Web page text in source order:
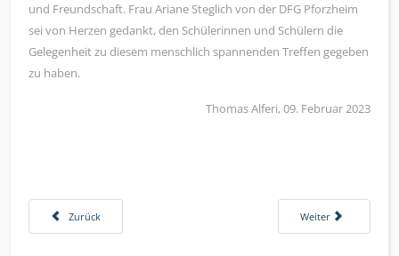
und Freundschaft. Frau Ariane Steglich von der DFG Pforzheim
sei von Herzen gedankt, den Schülerinnen und Schülern die
Gelegenheit zu diesem menschlich spannenden Treffen gegeben
zu haben.
Thomas Alferi, 09. Februar 2023
Vorheriger Beitrag: Jugend trainiert für Olympia Tischtennis
Zurück Nächster Beitrag:
Weiter